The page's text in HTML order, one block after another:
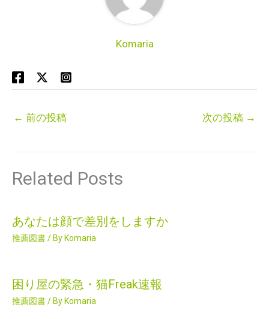
Komaria
← 前の投稿 次の投稿 →
Related Posts
あなたは顔で差別をしますか
推薦図書/ By Komaria
困り屋の緊急・猫Freak速報
推薦図書/ By Komaria